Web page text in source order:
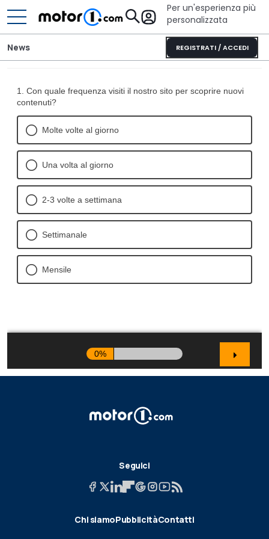
Per un'esperienza più
personalizzata
REGISTRATI / ACCEDI
News
Seguici
Chi siamoPubblicitàContatti